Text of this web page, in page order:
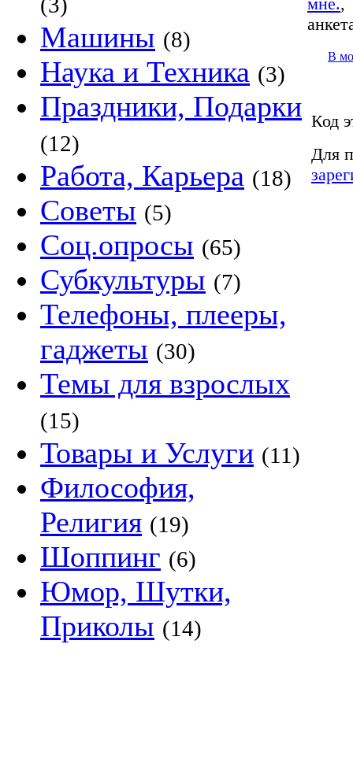
Машины (8)
Наука и Техника (3)
Праздники, Подарки
(12)
Работа, Карьера (18)
Советы (5)
Соц.опросы (65)
Субкультуры (7)
Телефоны, плееры,
гаджеты (30)
Темы для взрослых
(15)
Товары и Услуги (11)
Философия,
Религия (19)
Шоппинг (6)
Юмор, Шутки,
Приколы (14)
В
Код
Для